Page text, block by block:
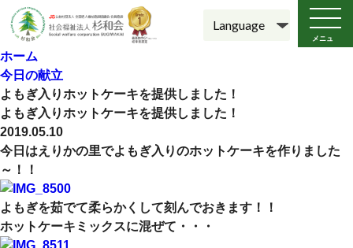
メニュ
ー
ホーム
今日の献立
よもぎ入りホットケーキを提供しました！
よもぎ入りホットケーキを提供しました！
2019.05.10
今日はえりかの里でよもぎ入りのホットケーキを作りました
～！！
よもぎを茹でて柔らかくして刻んでおきます！！
ホットケーキミックスに混ぜて・・・